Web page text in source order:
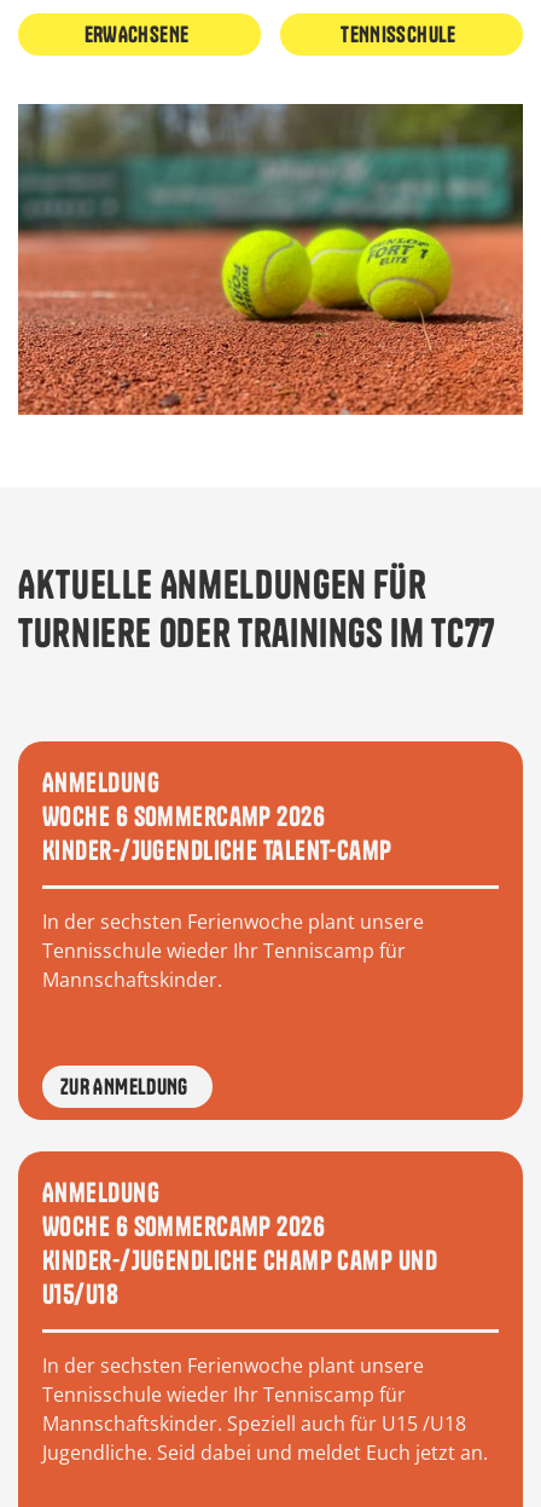
ERWACHSENE TENNISSCHULE
Aktuelle Anmeldungen für
Turniere oder Trainings im TC77
Anmeldung
Woche 6 Sommercamp 2026
Kinder-/Jugendliche Talent-Camp
In der sechsten Ferienwoche plant unsere
Tennisschule wieder Ihr Tenniscamp für
Mannschaftskinder.
ZUR ANMELDUNG
Anmeldung
Woche 6 Sommercamp 2026
Kinder-/Jugendliche Champ Camp und
U15/U18
In der sechsten Ferienwoche plant unsere
Tennisschule wieder Ihr Tenniscamp für
Mannschaftskinder. Speziell auch für U15 /U18
Jugendliche. Seid dabei und meldet Euch jetzt an.